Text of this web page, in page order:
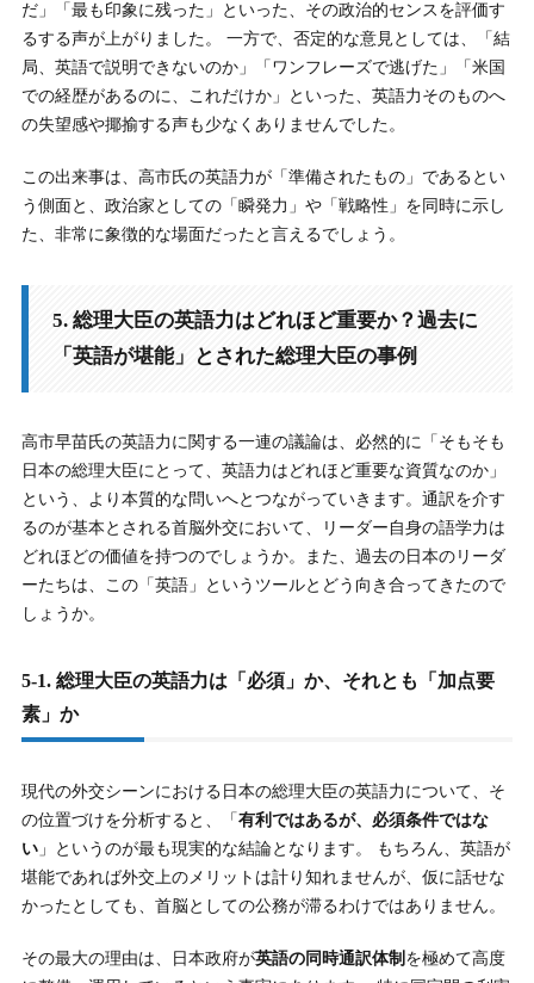
だ」「最も印象に残った」といった、その政治的センスを評価す
るする声が上がりました。 一方で、否定的な意見としては、「結
局、英語で説明できないのか」「ワンフレーズで逃げた」「米国
での経歴があるのに、これだけか」といった、英語力そのものへ
の失望感や揶揄する声も少なくありませんでした。
この出来事は、高市氏の英語力が「準備されたもの」であるとい
う側面と、政治家としての「瞬発力」や「戦略性」を同時に示し
た、非常に象徴的な場面だったと言えるでしょう。
5. 総理大臣の英語力はどれほど重要か？過去に
「英語が堪能」とされた総理大臣の事例
高市早苗氏の英語力に関する一連の議論は、必然的に「そもそも
日本の総理大臣にとって、英語力はどれほど重要な資質なのか」
という、より本質的な問いへとつながっていきます。通訳を介す
るのが基本とされる首脳外交において、リーダー自身の語学力は
どれほどの価値を持つのでしょうか。また、過去の日本のリーダ
ーたちは、この「英語」というツールとどう向き合ってきたので
しょうか。
5-1. 総理大臣の英語力は「必須」か、それとも「加点要
素」か
現代の外交シーンにおける日本の総理大臣の英語力について、そ
の位置づけを分析すると、「 有利ではあるが、必須条件ではな
い」というのが最も現実的な結論となります。 もちろん、英語が
堪能であれば外交上のメリットは計り知れませんが、仮に話せな
かったとしても、首脳としての公務が滞るわけではありません。
その最大の理由は、日本政府が英語の同時通訳体制 を極めて高度